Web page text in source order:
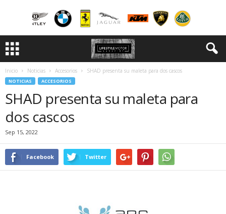
Inicio Noticias Accesorios SHAD presenta su maleta para dos cascos
NOTICIAS ACCESORIOS
SHAD presenta su maleta para
dos cascos
Sep 15, 2022
Facebook Twitter